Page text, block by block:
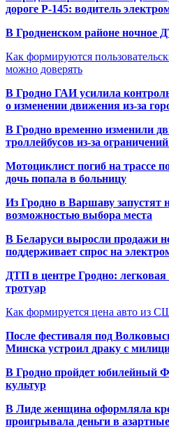
дороге Р-145: водитель
В Гродненском районе ночное
Как формируются
можно доверять
В Гродно ГАИ усилила
о изменении движения из-за
В Гродно временно изменили
троллейбусов из-за
Мотоциклист погиб на трассе
дочь попала в больницу
Из Гродно в Варшаву запустят
возможностью выбора места
В Беларуси выросли продажи
поддерживает спрос на
ДТП в центре Гродно:
тротуар
Как формируется цена авто из
После фестиваля под
Минска устроил драку с
В Гродно пройдет юбилейный
культур
В Лиде женщина оформляла
проигрывала деньги в